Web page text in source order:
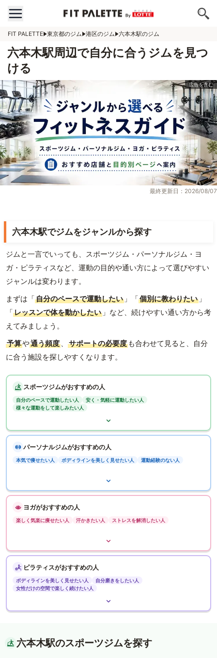
FIT PALETTE 東京都のジム 港区のジム 六本木駅のジム
六本木駅周辺で自分に合うジムを見つ
ける
最終更新日：2026/08/07
六本木駅でジムをジャンルから探す
ジムと一言でいっても、スポーツジム・パーソナルジム・ヨ
ガ・ピラティスなど、運動の目的や通い方によって選びやすい
ジャンルは変わります。
まずは「自分のペースで運動したい 」「個別に教わりたい 」
「レッスンで体を動かしたい 」など、続けやすい通い方から考
えてみましょう。
予算や通う頻度 、 サポートの必要度 も合わせて見ると、自分
に合う施設を探しやすくなります。
スポーツジムがおすすめの人
自分のペースで運動したい人
安く・気軽に運動したい人
様々な運動をして楽しみたい人
パーソナルジムがおすすめの人
本気で痩せたい人 ボディラインを美しく見せたい人 運動経験のない人
ヨガがおすすめの人
楽しく気楽に痩せたい人 汗かきたい人 ストレスを解消したい人
ピラティスがおすすめの人
ボディラインを美しく見せたい人
自分磨きをしたい人
女性だけの空間で楽しく続けたい人
六本木駅のスポーツジムを探す